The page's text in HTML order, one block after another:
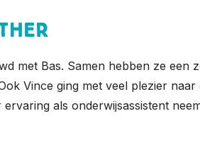
met Bas. Samen hebben ze
Vince ging met veel plezier
als onderwijsassistent